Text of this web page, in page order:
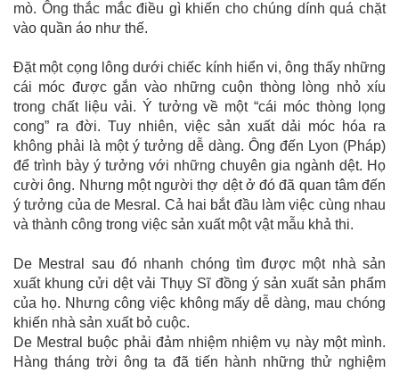
mò. Ông thắc mắc điều gì khiến cho chúng dính quá chặt
vào quần áo như thế.
Đặt một cọng lông dưới chiếc kính hiển vi, ông thấy những
cái móc được gắn vào những cuộn thòng lòng nhỏ xíu
trong chất liệu vải. Ý tưởng về một “cái móc thòng lọng
cong” ra đời. Tuy nhiên, việc sản xuất dải móc hóa ra
không phải là một ý tưởng dễ dàng. Ông đến Lyon (Pháp)
để trình bày ý tưởng với những chuyên gia ngành dệt. Họ
cười ông. Nhưng một người thợ dệt ở đó đã quan tâm đến
ý tưởng của de Mesral. Cả hai bắt đầu làm việc cùng nhau
và thành công trong việc sản xuất một vật mẫu khả thi.
De Mestral sau đó nhanh chóng tìm được một nhà sản
xuất khung cửi dệt vải Thụy Sĩ đồng ý sản xuất sản phẩm
của họ. Nhưng công việc không mấy dễ dàng, mau chóng
khiến nhà sản xuất bỏ cuộc.
De Mestral buộc phải đảm nhiệm nhiệm vụ này một mình.
Hàng tháng trời ông ta đã tiến hành những thử nghiệm